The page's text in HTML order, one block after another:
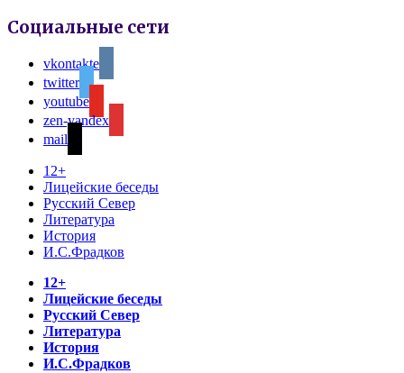
Социальные сети
vkontakte
twitter
youtube
zen-yandex
mail
12+
Лицейские беседы
Русский Север
Литература
История
И.С.Фрадков
12+
Лицейские беседы
Русский Север
Литература
История
И.С.Фрадков